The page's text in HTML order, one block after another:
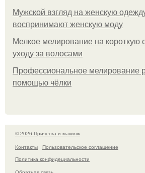
Мужской взгляд на женскую
воспринимают женскую моду
Мелкое мелирование на короткую
уходу за волосами
Профессиональное мелирование
помощью чёлки
© 2026 Прическа и макияж
Контакты
Пользовательское соглашение
Политика конфидециальности